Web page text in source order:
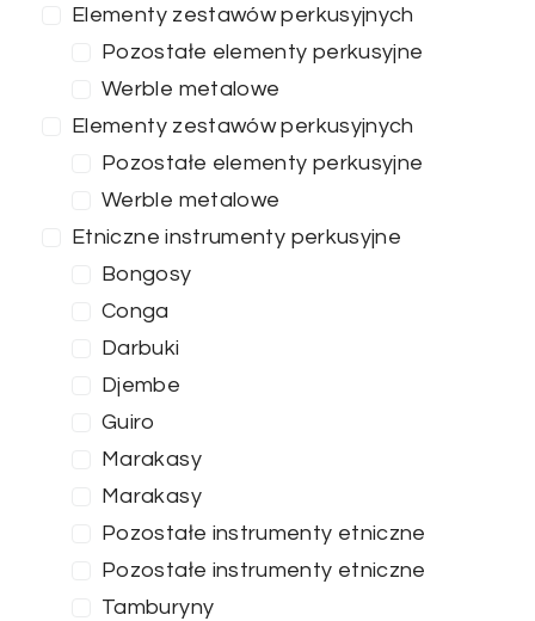
Elementy zestawów perkusyjnych
Pozostałe elementy perkusyjne
Werble metalowe
Elementy zestawów perkusyjnych
Pozostałe elementy perkusyjne
Werble metalowe
Etniczne instrumenty perkusyjne
Bongosy
Conga
Darbuki
Djembe
Guiro
Marakasy
Marakasy
Pozostałe instrumenty etniczne
Pozostałe instrumenty etniczne
Tamburyny